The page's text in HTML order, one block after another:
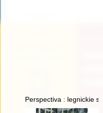
Perspectiva : legnickie